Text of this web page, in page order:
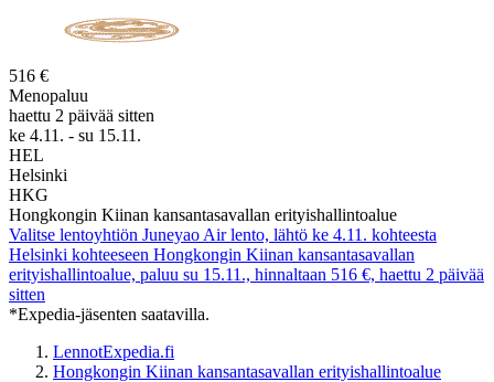
516 €
Menopaluu
haettu 2 päivää sitten
ke 4.11. - su 15.11.
HEL
Helsinki
HKG
Hongkongin Kiinan kansantasavallan erityishallintoalue
Valitse lentoyhtiön Juneyao Air lento, lähtö ke 4.11. kohteesta
Helsinki kohteeseen Hongkongin Kiinan kansantasavallan
erityishallintoalue, paluu su 15.11., hinnaltaan 516 €, haettu 2 päivää
sitten
*Expedia-jäsenten saatavilla.
LennotExpedia.fi
Hongkongin Kiinan kansantasavallan erityishallintoalue